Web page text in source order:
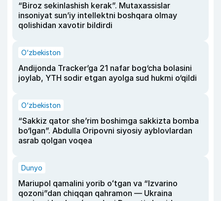
“Biroz sekinlashish kerak”. Mutaxassislar
insoniyat sun’iy intellektni boshqara olmay
qolishidan xavotir bildirdi
O‘zbekiston
Andijonda Tracker’ga 21 nafar bog‘cha bolasini
joylab, YTH sodir etgan ayolga sud hukmi o‘qildi
O‘zbekiston
“Sakkiz qator she’rim boshimga sakkizta bomba
bo‘lgan”. Abdulla Oripovni siyosiy ayblovlardan
asrab qolgan voqea
Dunyo
Mariupol qamalini yorib oʻtgan va “Izvarino
qozoni”dan chiqqan qahramon — Ukraina